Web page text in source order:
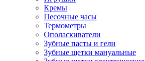
Кремы
Песочные часы
Термометры
Ополаскиватели
Зубные пасты и гели
Зубные щетки мануальные